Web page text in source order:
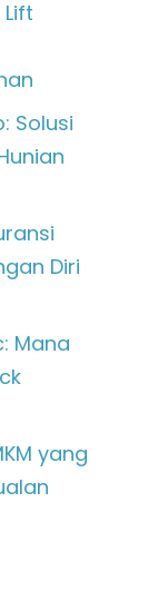
Solusi
Diri
Mana
yang